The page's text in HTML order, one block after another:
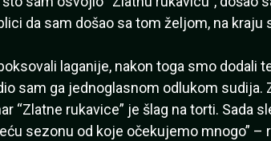
da sam došao sa tom željom, na kraju
laganije, nakon toga smo dodali
sam ga jednoglasnom odlukom sudija.
“Zlatne rukavice” je šlag na torti. Sada
sezonu od koje očekujemo mnogo” –